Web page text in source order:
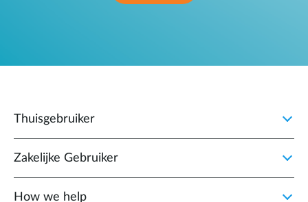
Thuisgebruiker
Zakelijke Gebruiker
How we help